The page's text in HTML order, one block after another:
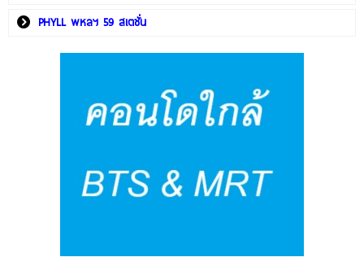
PHYLL พหลฯ 59 สเตชั่น